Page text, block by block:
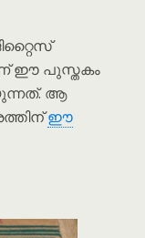
ഈ പുസ്തകം
ആ
ഈ